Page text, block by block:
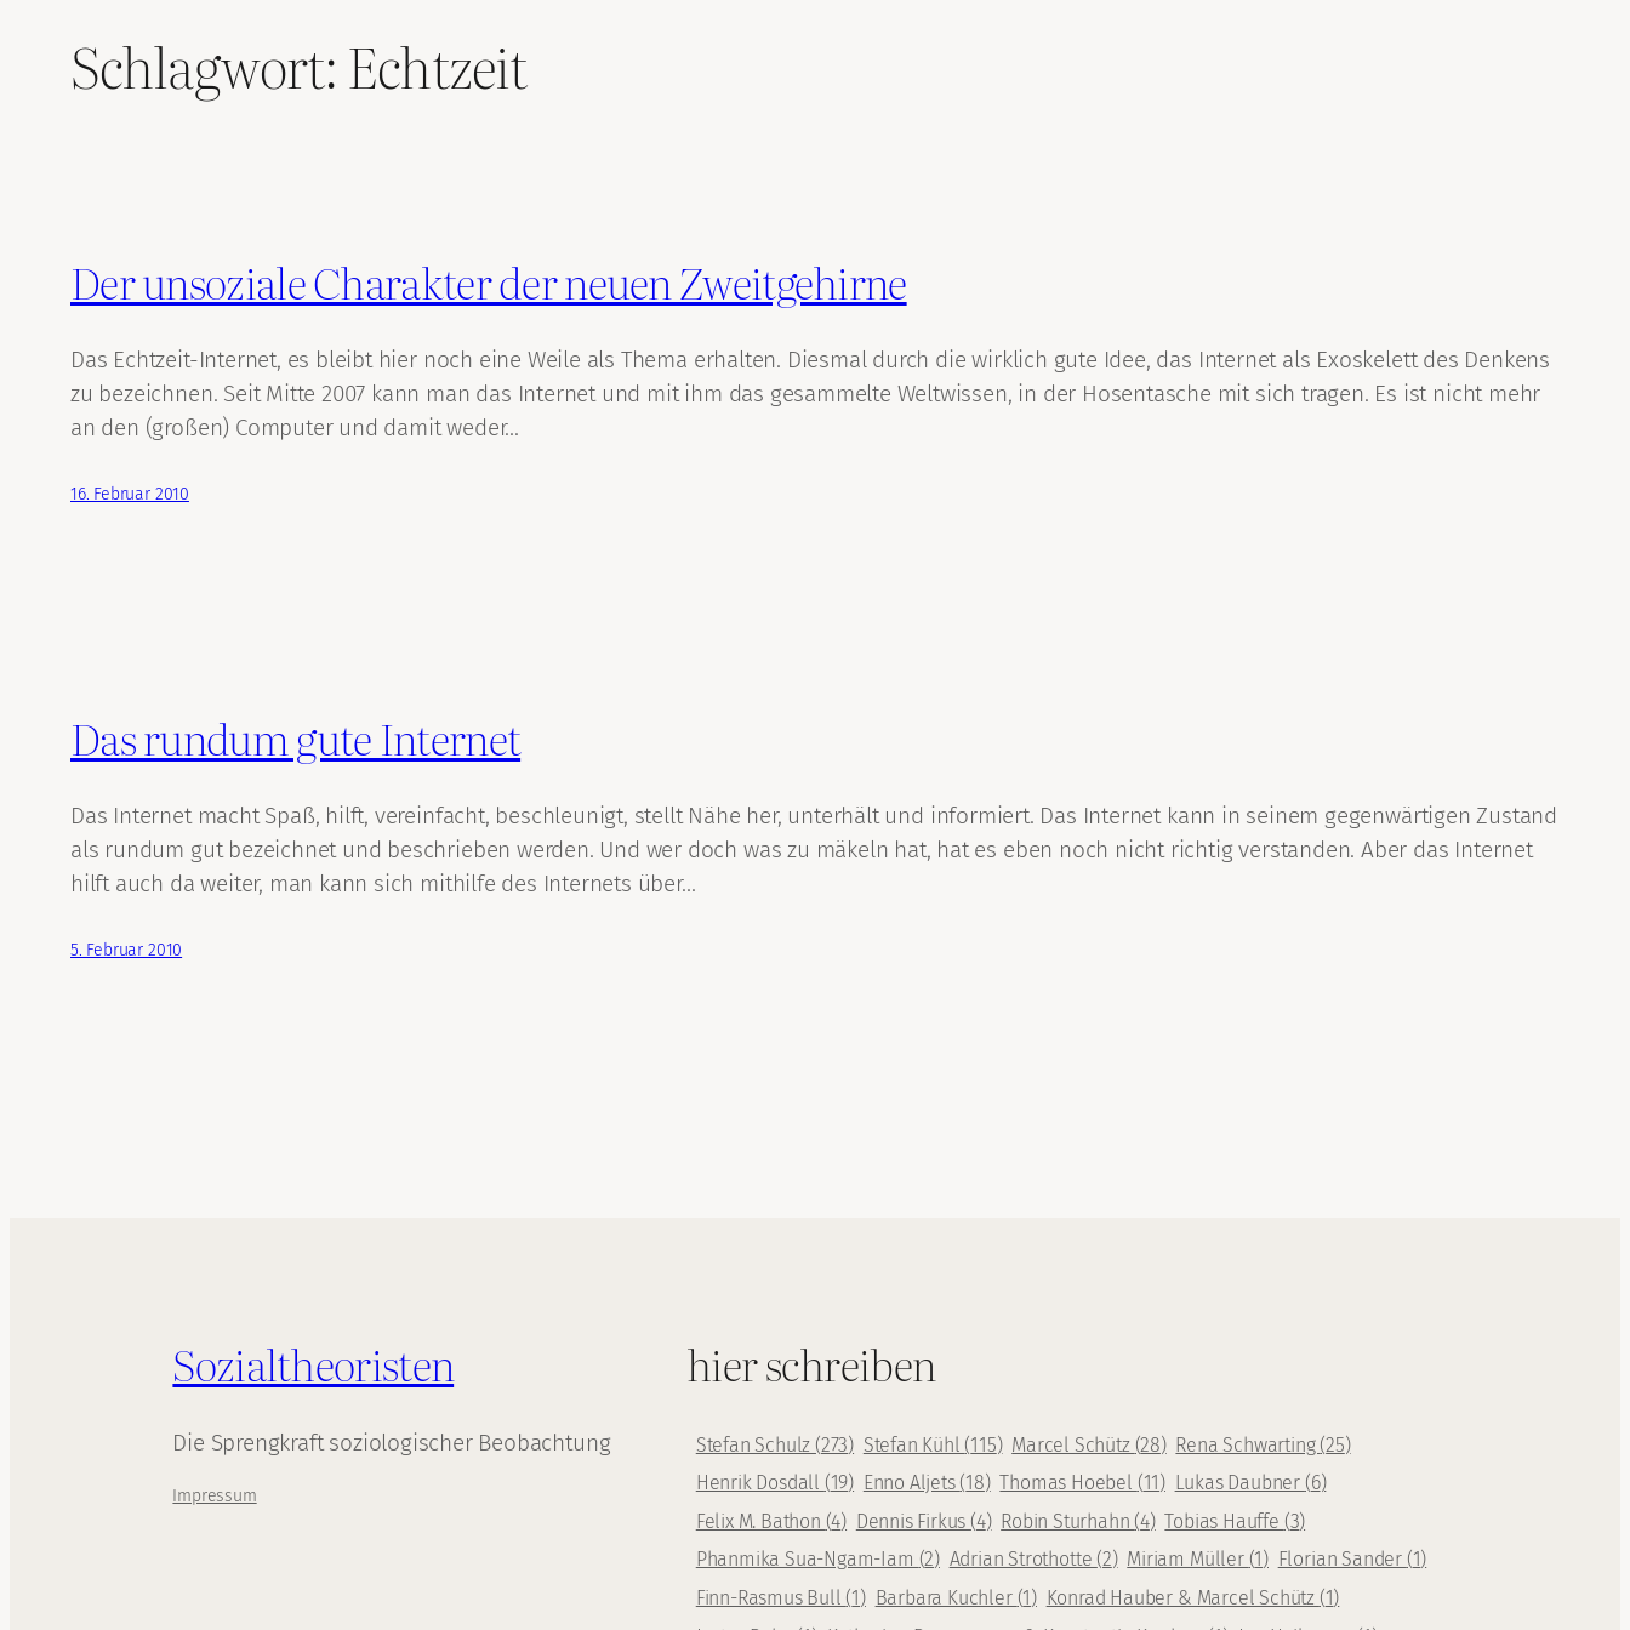
Schlagwort:Echtzeit
Der unsoziale Charakter der neuen Zweitgehirne
Das Echtzeit-Internet, es bleibt hier noch eine Weile als Thema erhalten. Diesmal durch die wirklich gute Idee, das Internet als Exoskelett des Denkens
zu bezeichnen. Seit Mitte 2007 kann man das Internet und mit ihm das gesammelte Weltwissen, in der Hosentasche mit sich tragen. Es ist nicht mehr
an den (großen) Computer und damit weder…
16. Februar 2010
Das rundum gute Internet
Das Internet macht Spaß, hilft, vereinfacht, beschleunigt, stellt Nähe her, unterhält und informiert. Das Internet kann in seinem gegenwärtigen Zustand
als rundum gut bezeichnet und beschrieben werden. Und wer doch was zu mäkeln hat, hat es eben noch nicht richtig verstanden. Aber das Internet
hilft auch da weiter, man kann sich mithilfe des Internets über…
5. Februar 2010
Sozialtheoristen
Die Sprengkraft soziologischer Beobachtung
Impressum
hier schreiben
Stefan Schulz (273) Stefan Kühl (115) Marcel Schütz (28) Rena Schwarting (25)
Henrik Dosdall (19) Enno Aljets (18) Thomas Hoebel (11 ) Lukas Daubner (6)
Felix M. Bathon (4) Dennis Firkus (4) Robin Sturhahn (4) Tobias Hauffe (3)
Phanmika Sua-Ngam-Iam (2) Adrian Strothotte (2) Miriam Müller (1 ) Florian Sander (1)
Finn-Rasmus Bull (1) Barbara Kuchler (1) Konrad Hauber & Marcel Schütz (1)